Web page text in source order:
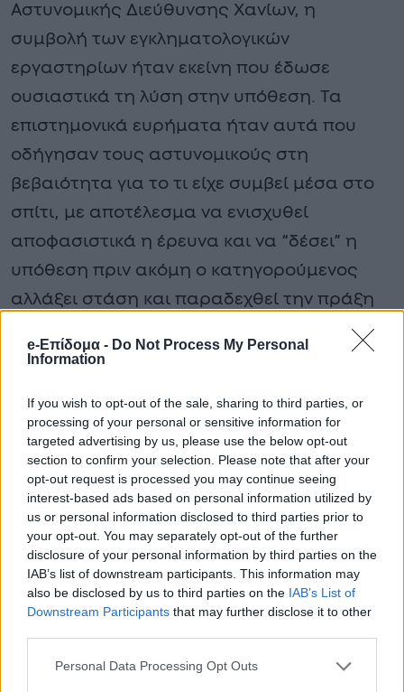
e-Επίδομα - Do Not Process My Personal
Information
If you wish to opt-out of the sale, sharing to third parties, or
processing of your personal or sensitive information for
targeted advertising by us, please use the below opt-out
section to confirm your selection. Please note that after your
opt-out request is processed you may continue seeing
interest-based ads based on personal information utilized by
us or personal information disclosed to third parties prior to
your opt-out. You may separately opt-out of the further
disclosure of your personal information by third parties on the
IAB’s list of downstream participants. This information may
also be disclosed by us to third parties on the IAB’s List of
Downstream Participants that may further disclose it to other
Personal Data Processing Opt Outs
Αστυνομικής Διεύθυνσης Χανίων, η
συμβολή των εγκληματολογικών
εργαστηρίων ήταν εκείνη που έδωσε
ουσιαστικά τη λύση στην υπόθεση. Τα
επιστημονικά ευρήματα ήταν αυτά που
οδήγησαν τους αστυνομικούς στη
βεβαιότητα για το τι είχε συμβεί μέσα στο
σπίτι, με αποτέλεσμα να ενισχυθεί
αποφασιστικά η έρευνα και να “δέσει” η
υπόθεση πριν ακόμη ο κατηγορούμενος
αλλάξει στάση και παραδεχθεί την πράξη
ΕΚΤΑΚΤΟ ΤΩΡΑ: Μόλις
βρέθηκε νεκρός
λουόμενος σε παραλία
της Χώρας μας – ΣΟΚ
στην αστυνομία